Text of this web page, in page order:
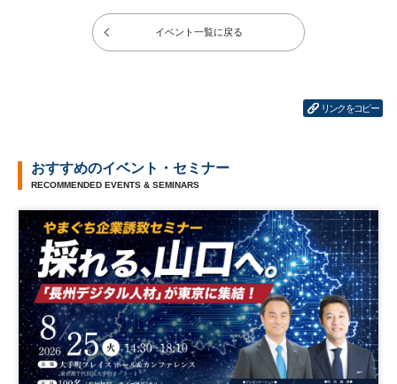
イベント一覧に戻る
リンクをコピー
おすすめのイベント・セミナー
RECOMMENDED EVENTS & SEMINARS